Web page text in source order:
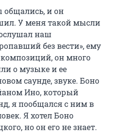
и он
У меня такой мысли
наш
без вести», ему
он много
о музыке и ее
саунде, звуке. Боно
Ино, который
я пообщался с ним в
Я хотел Боно
но он его не знает.